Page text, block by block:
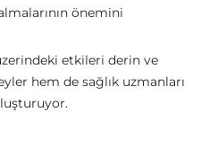
önemini
etkileri derin ve
hem de sağlık uzmanları